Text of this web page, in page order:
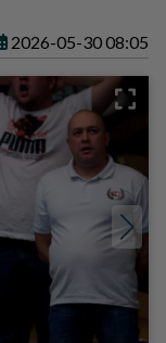
2026-05-30 08:05